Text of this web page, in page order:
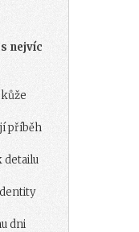
nejvíc
příběh
detailu
dni